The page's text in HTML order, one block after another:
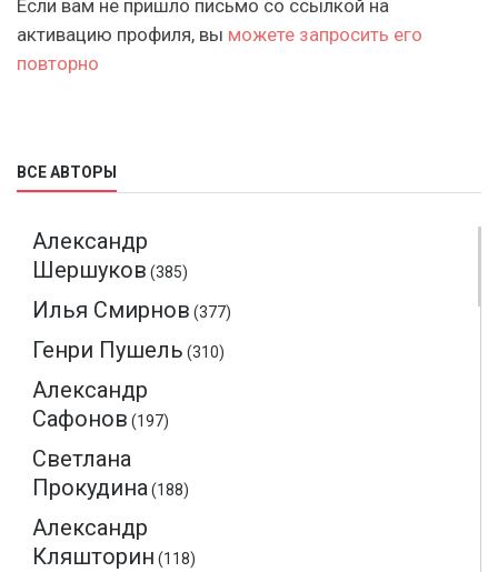
Если вам не пришло письмо со ссылкой на
активацию профиля, вы можете запросить его
повторно
ВСЕ АВТОРЫ
Александр
Шершуков (385)
Илья Смирнов (377)
Генри Пушель (310)
Александр
Сафонов (197)
Светлана
Прокудина(188)
Александр
Кляшторин (118)